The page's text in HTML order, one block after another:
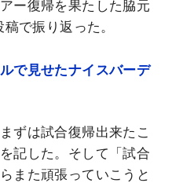
ー復帰を果たした脇元
で振り返った。
で見せたナイスバーデ
ずは試合復帰出来たこ
記した。そして「試合
また頑張っていこうと